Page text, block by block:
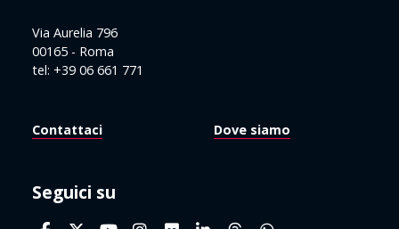
Via Aurelia 796
00165 - Roma
tel: +39 06 661 771
Contattaci Dove siamo
Seguici su